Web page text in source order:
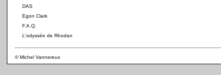
DAS
Egon Clark
F.A.Q.
L'odyssée de Rhodan
© Michel Vannereux